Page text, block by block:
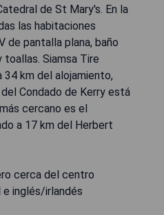
de St Mary's. En la
las habitaciones
de pantalla plana, baño
toallas. Siamsa Tire
km del alojamiento,
Condado de Kerry está
cercano es el
a 17 km del Herbert
cerca del centro
inglés/irlandés